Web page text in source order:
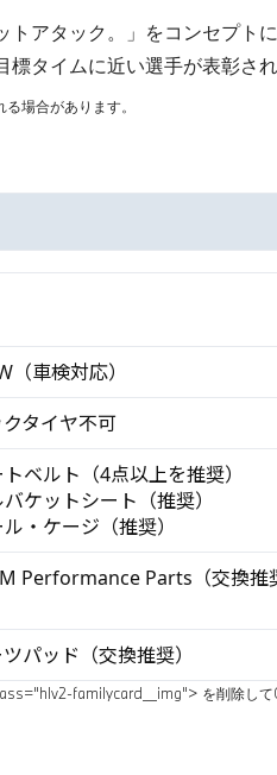
トアタック。」をコンセプ
標タイムに近い選手が表彰さ
場合があります。
（車検対応）
タイヤ不可
ベルト（4点以上を推奨）
ケットシート（推奨）
・ケージ（推奨）
Performance Parts（交換推
パッド（交換推奨）
familycard__img"> を削除して